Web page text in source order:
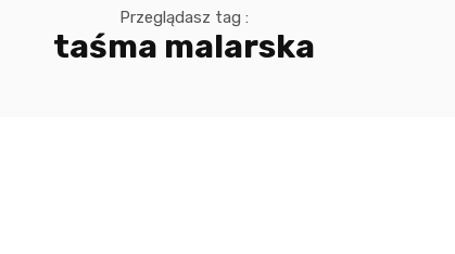
Przeglądasz tag :
taśma malarska